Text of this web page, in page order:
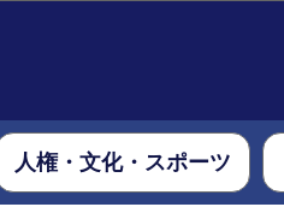
人権・文化・スポーツ